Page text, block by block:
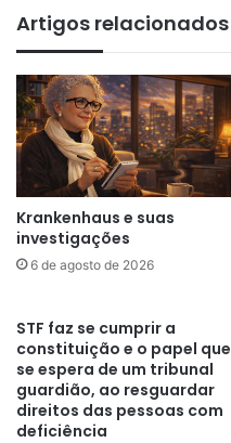
Artigos relacionados
Krankenhaus e suas
investigações
6 de agosto de 2026
STF faz se cumprir a
constituição e o papel que
se espera de um tribunal
guardião, ao resguardar
direitos das pessoas com
deficiência